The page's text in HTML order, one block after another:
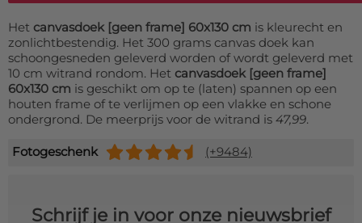
Het canvasdoek [geen frame] 60x130 cm is kleurecht en
zonlichtbestendig. Het 300 grams canvas doek kan
schoongesneden geleverd worden of wordt geleverd met
10 cm witrand rondom. Het canvasdoek [geen frame]
60x130 cm is geschikt om op te (laten) spannen op een
houten frame of te verlijmen op een vlakke en schone
ondergrond. De meerprijs voor de witrand is 47,99.
Fotogeschenk (+9484)
Schrijf je in voor onze nieuwsbrief